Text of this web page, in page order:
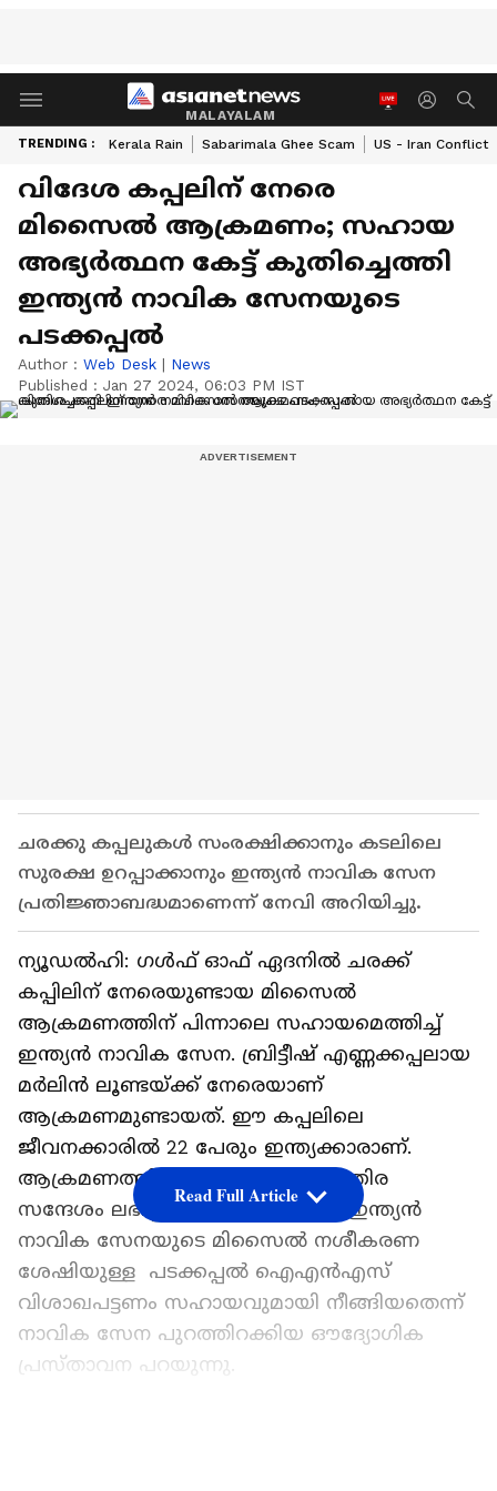
MALAYALAM
TRENDING : Kerala Rain Sabarimala Ghee Scam US - Iran Conflict
വിദേശ കപ്പലിന് നേരെ
മിസൈൽ ആക്രമണം; സഹായ
അഭ്യർത്ഥന കേട്ട് കുതിച്ചെത്തി
ഇന്ത്യൻ നാവിക സേനയുടെ
പടക്കപ്പൽ
Author : Web Desk | News
Published : Jan 27 2024, 06:03 PM IST
ചരക്കു കപ്പലുകള്‍ സംരക്ഷിക്കാനും കടലിലെ
സുരക്ഷ ഉറപ്പാക്കാനും ഇന്ത്യന്‍ നാവിക സേന
പ്രതിജ്ഞാബദ്ധമാണെന്ന് നേവി അറിയിച്ചു.
ന്യൂഡൽഹി: ഗൾഫ് ഓഫ് ഏദനിൽ ചരക്ക്
കപ്പിലിന് നേരെയുണ്ടായ മിസൈൽ
ആക്രമണത്തിന് പിന്നാലെ സഹായമെത്തിച്ച്
ഇന്ത്യന്‍ നാവിക സേന. ബ്രിട്ടീഷ് എണ്ണക്കപ്പലായ
മര്‍ലിൻ ലൂണ്ടയ്ക്ക് നേരെയാണ്
ആക്രമണമുണ്ടായത്. ഈ കപ്പലിലെ
ജീവനക്കാരിൽ 22 പേരും ഇന്ത്യക്കാരാണ്.
ആക്രമണത്തിന് പിന്നാലെ അടിയന്തിര
സന്ദേശം ലഭിച്ചതിനെ തുടര്‍ന്നാണ് ഇന്ത്യന്‍
നാവിക സേനയുടെ മിസൈൽ നശീകരണ
ശേഷിയുള്ള പടക്കപ്പൽ ഐഎന്‍എസ്
വിശാഖപട്ടണം സഹായവുമായി നീങ്ങിയതെന്ന്
നാവിക സേന പുറത്തിറക്കിയ ഔദ്യോഗിക
പ്രസ്താവന പറയുന്നു.
Read Full Article